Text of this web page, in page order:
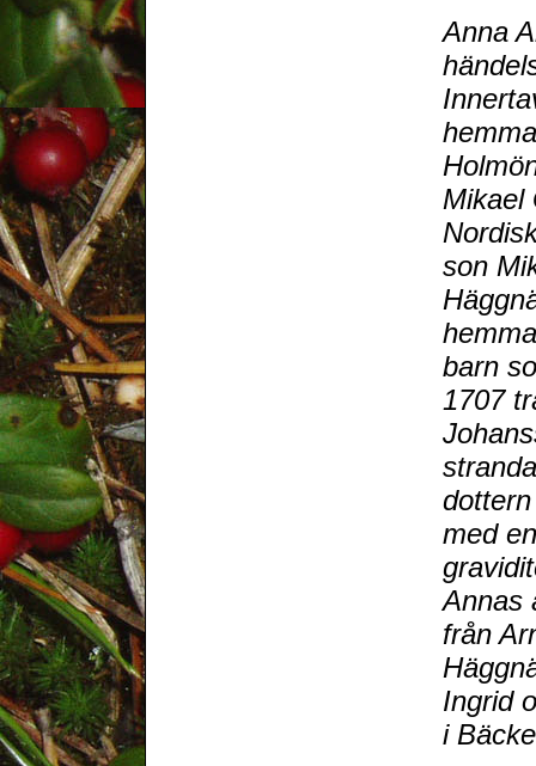
Anna
Mikael
son
barn
1707
med
Annas
från
Ingrid
i